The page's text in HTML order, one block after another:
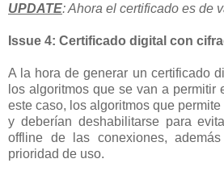
UPDATE: Ahora el certificado es de
Issue 4: Certificado digital con
A la hora de generar un certificado
los algoritmos que se van a permitir
este caso, los algoritmos que
y deberían deshabilitarse para
offline de las conexiones,
prioridad de uso.